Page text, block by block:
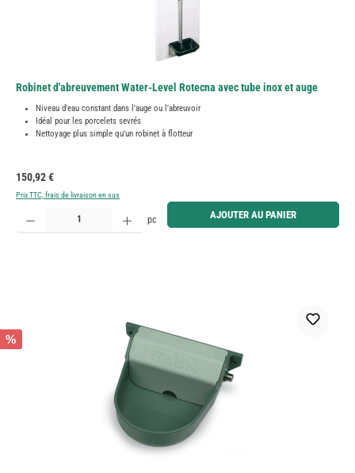
Robinet d'abreuvement Water-Level Rotecna avec tube inox et auge
Niveau d'eau constant dans l'auge ou l'abreuvoir
Idéal pour les porcelets sevrés
Nettoyage plus simple qu'un robinet à flotteur
Prix régulier :
150,92 €
Prix TTC, frais de livraison en sus
Quantité de produit : Entrez la quantité souhaitée ou utilisez les boutons pour augmenter ou
pc AJOUTER AU PANIER
%